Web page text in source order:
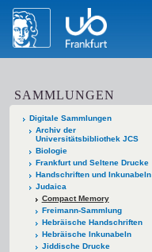
SAMMLUNGEN
Digitale Sammlungen
Archiv der
Universitätsbibliothek JCS
Biologie
Frankfurt und Seltene Drucke
Handschriften und Inkunabeln
Judaica
Compact Memory
Freimann-Sammlung
Hebräische Handschriften
Hebräische Inkunabeln
Jiddische Drucke